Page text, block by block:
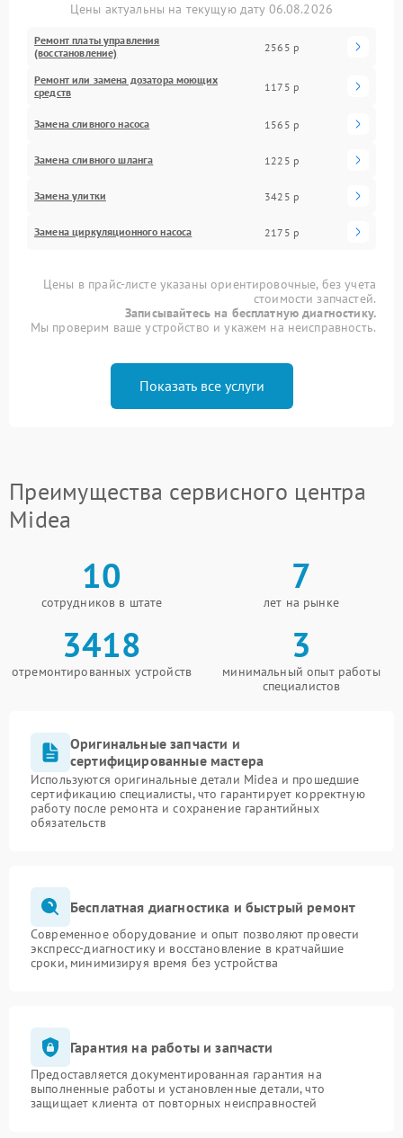
Цены актуальны на текущую дату 06.08.2026
Ремонт платы управления
(восстановление)
2565 р
Ремонт или замена дозатора моющих
средств
1175 р
Замена сливного насоса 1565 р
Замена сливного шланга 1225 р
Замена улитки 3425 р
Замена циркуляционного насоса 2175 р
Цены в прайс-листе указаны ориентировочные, без учета
стоимости запчастей.
Записывайтесь на бесплатную диагностику.
Мы проверим ваше устройство и укажем на неисправность.
Показать все услуги
Преимущества сервисного центра
Midea
10
сотрудников в штате
7
лет на рынке
3418
отремонтированных устройств
3
минимальный опыт работы
специалистов
Оригинальные запчасти и
сертифицированные мастера
Используются оригинальные детали Midea и прошедшие
сертификацию специалисты, что гарантирует корректную
работу после ремонта и сохранение гарантийных
обязательств
Бесплатная диагностика и быстрый ремонт
Современное оборудование и опыт позволяют провести
экспресс-диагностику и восстановление в кратчайшие
сроки, минимизируя время без устройства
Гарантия на работы и запчасти
Предоставляется документированная гарантия на
выполненные работы и установленные детали, что
защищает клиента от повторных неисправностей